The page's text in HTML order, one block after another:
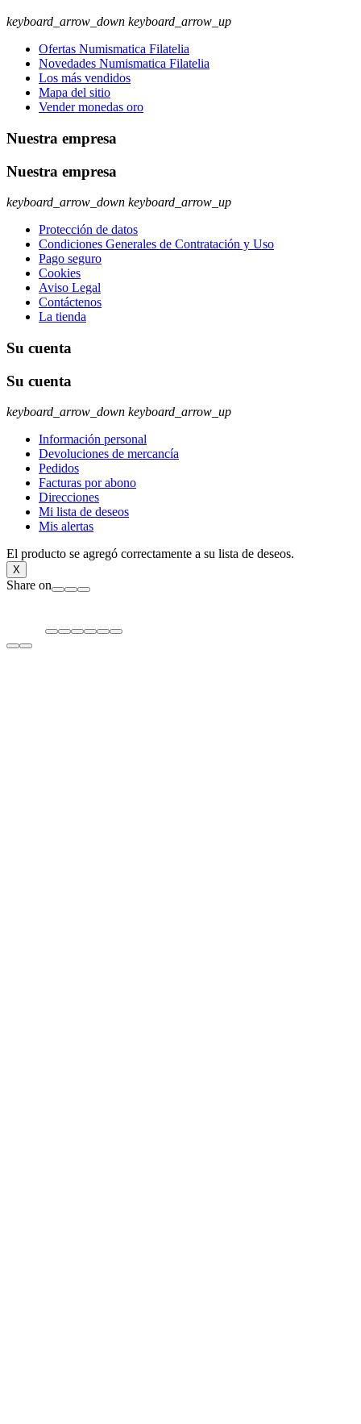
keyboard_arrow_down keyboard_arrow_up
Ofertas Numismatica Filatelia
Novedades Numismatica Filatelia
Los más vendidos
Mapa del sitio
Vender monedas oro
Nuestra empresa
Nuestra empresa
keyboard_arrow_down keyboard_arrow_up
Protección de datos
Condiciones Generales de Contratación y Uso
Pago seguro
Cookies
Aviso Legal
Contáctenos
La tienda
Su cuenta
Su cuenta
keyboard_arrow_down keyboard_arrow_up
Información personal
Devoluciones de mercancía
Pedidos
Facturas por abono
Direcciones
Mi lista de deseos
Mis alertas
El producto se agregó correctamente a su lista de deseos.
X
Share on